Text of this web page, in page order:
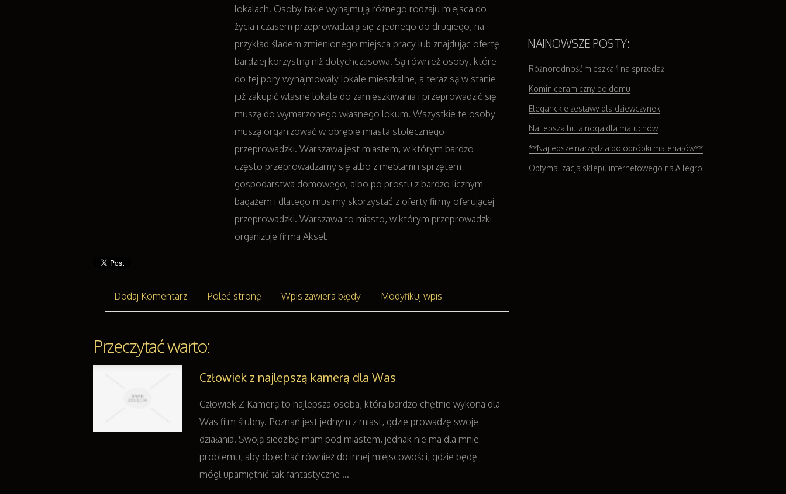
lokalach. Osoby takie wynajmują różnego rodzaju miejsca do
życia i czasem przeprowadzają się z jednego do drugiego, na
przykład śladem zmienionego miejsca pracy lub znajdując ofertę
bardziej korzystną niż dotychczasowa. Są również osoby, które
do tej pory wynajmowały lokale mieszkalne, a teraz są w stanie
już zakupić własne lokale do zamieszkiwania i przeprowadzić się
muszą do wymarzonego własnego lokum. Wszystkie te osoby
muszą organizować w obrębie miasta stołecznego
przeprowadzki. Warszawa jest miastem, w którym bardzo
często przeprowadzamy się albo z meblami i sprzętem
gospodarstwa domowego, albo po prostu z bardzo licznym
bagażem i dlatego musimy skorzystać z oferty firmy oferującej
przeprowadzki. Warszawa to miasto, w którym przeprowadzki
organizuje firma Aksel.
Dodaj Komentarz Poleć stronę Wpis zawiera błędy Modyfikuj wpis
Przeczytać warto:
Człowiek z najlepszą kamerą dla Was
Człowiek Z Kamerą to najlepsza osoba, która bardzo chętnie wykona dla
Was film ślubny. Poznań jest jednym z miast, gdzie prowadzę swoje
działania. Swoją siedzibę mam pod miastem, jednak nie ma dla mnie
problemu, aby dojechać również do innej miejscowości, gdzie będę
mógł upamiętnić tak fantastyczne ...
NAJNOWSZE POSTY:
Różnorodność mieszkań na sprzedaż
Komin ceramiczny do domu
Eleganckie zestawy dla dziewczynek
Najlepsza hulajnoga dla maluchów
**Najlepsze narzędzia do obróbki materiałów**
Optymalizacja sklepu internetowego na Allegro.